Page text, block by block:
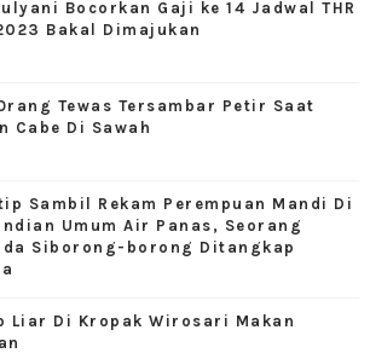
Bocorkan Gaji ke 14 Jadwal THR
Bakal Dimajukan
Tewas Tersambar Petir Saat
Cabe Di Sawah
Sambil Rekam Perempuan Mandi Di
Umum Air Panas, Seorang
Siborong-borong Ditangkap
Liar Di Kropak Wirosari Makan